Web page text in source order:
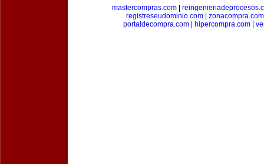
mastercompras.com
registreseudominio.com
zonacompra.com
portaldecompra.com
hipercompra.com